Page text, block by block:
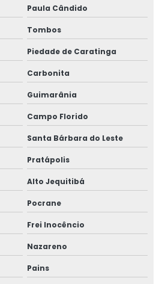
Paula Cândido
Tombos
Piedade de Caratinga
Carbonita
Guimarânia
Campo Florido
Santa Bárbara do Leste
Pratápolis
Alto Jequitibá
Pocrane
Frei Inocêncio
Nazareno
Pains